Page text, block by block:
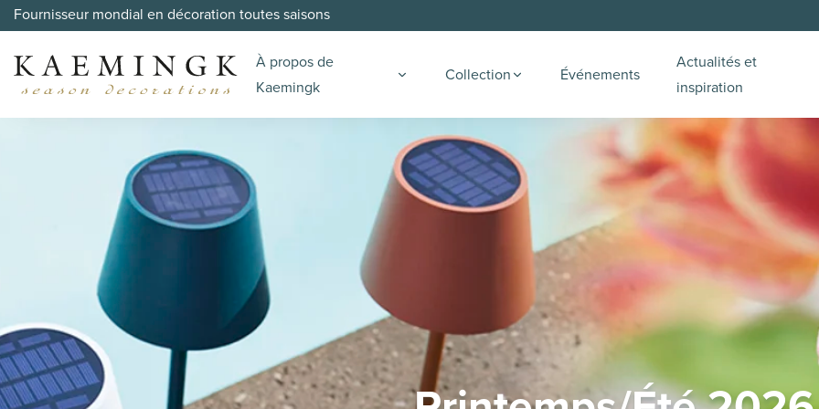
Fournisseur mondial en décoration toutes saisons
À propos de
Kaemingk
Collection Événements
Actualités et
inspiration